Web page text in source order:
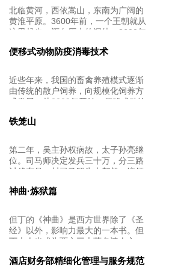
分，包含心理健康和心理异常的概
念、心理健康和心理异常的判断标准
和原则以及常见的心理障碍；心理咨
理咨询访谈技术，以及个别心理咨询
理咨询、中学生心理咨询、大学生心
理咨询。
北临黄河，西依嵩山，东南为广阔的
黄淮平原。3600年前，一个王朝就从
这里起步，迈向历史的深处。3600年
必经之路。郑州商朝古城墙遗址。夕
沧桑、宁静。站在这里，历史的书页
从封面翻开，一个王朝也开始起步。
3600年过去了，历史风云变幻，沧桑
问渐渐浮现在记者脑海中，这里为何
成为了商朝的王都？历经千年之后，
便移式动物防疫消毒技术
近些年来，我国的畜禽养殖模式逐渐
由传统的散户饲养，向规模化饲养方
式发展。从2009年开始，便移式动物
技术。便移式动物防疫消毒技术的优
消毒机的结构和原理是什么呢？它的
科学使用方法又是什么呢？
铁笼山
第二年，吴主孙权病故，太子孙亮继
位。司马师决定发兵三十万，分三路
讨伐东吴，封司马昭为大都督，统领
神曲·炼狱篇
但丁的《神曲》是西方世界除了《圣
经》以外，影响力最大的一本书。但
丁本人也成为西方三大著名诗人之
大精神源泉之一。《神曲》分为第一
酒店财务部精细化管理与服务规范